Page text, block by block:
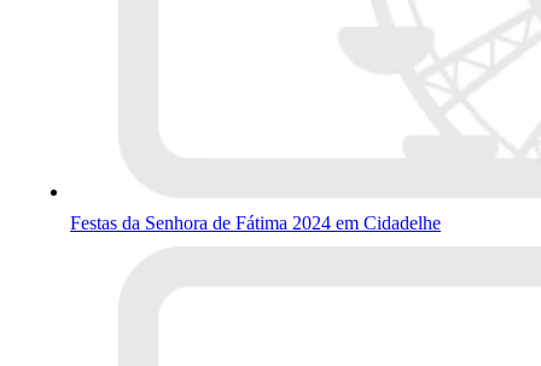
Festas da Senhora de Fátima 2024 em Cidadelhe